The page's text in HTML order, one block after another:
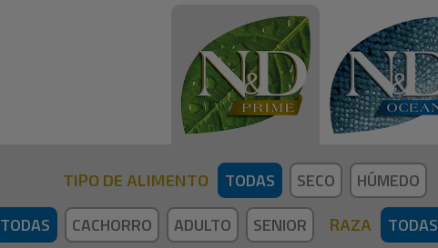
TIPO DE ALIMENTO TODAS SECO HÚMEDO
TODAS CACHORRO ADULTO SENIOR RAZA TODAS